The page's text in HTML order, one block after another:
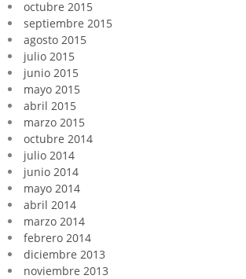
octubre 2015
septiembre 2015
agosto 2015
julio 2015
junio 2015
mayo 2015
abril 2015
marzo 2015
octubre 2014
julio 2014
junio 2014
mayo 2014
abril 2014
marzo 2014
febrero 2014
diciembre 2013
noviembre 2013